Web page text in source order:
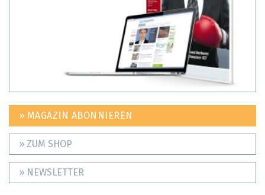
» MAGAZIN ABONNIEREN
» ZUM SHOP
» NEWSLETTER